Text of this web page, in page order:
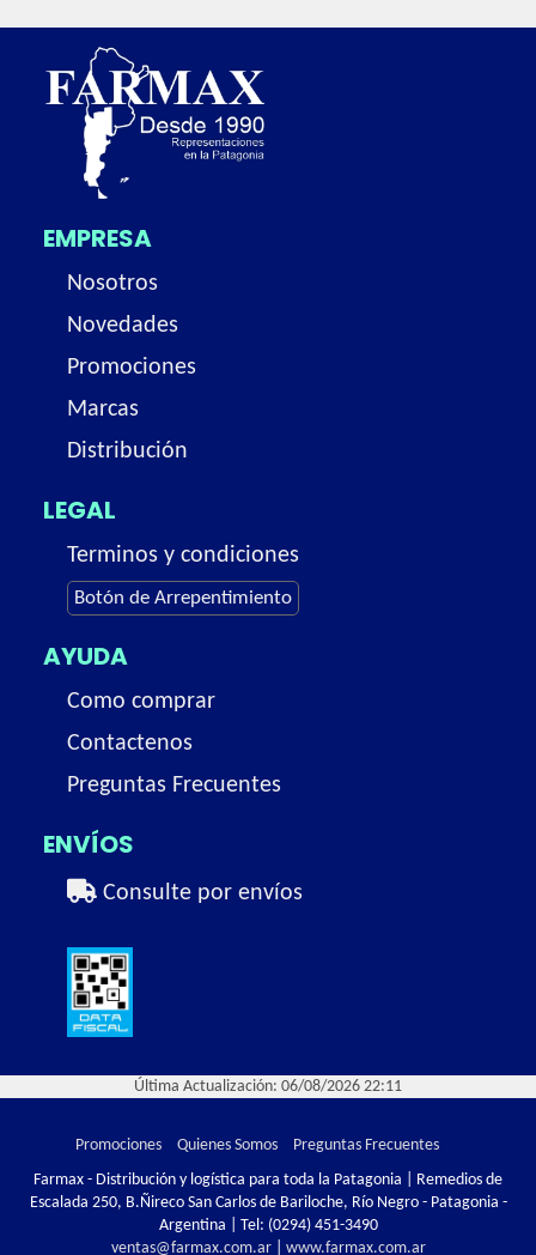
EMPRESA
Nosotros
Novedades
Promociones
Marcas
Distribución
LEGAL
Terminos y condiciones
Botón de Arrepentimiento
AYUDA
Como comprar
Contactenos
Preguntas Frecuentes
ENVÍOS
Consulte por envíos
Última Actualización: 06/08/2026 22:11
Promociones Quienes Somos
Preguntas Frecuentes
Farmax - Distribución y logística para toda la Patagonia | Remedios de
Escalada 250, B.Ñireco San Carlos de Bariloche, Río Negro - Patagonia -
Argentina | Tel: (0294) 451-3490
ventas@farmax.com.ar| www.farmax.com.ar